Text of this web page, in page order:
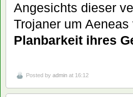
Angesichts dieser
Trojaner um
Planbarkeit ihres
Posted by admin at 16:12